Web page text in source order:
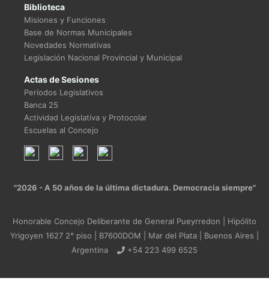
Biblioteca
Misiones y Funciones
Base de Normas Municipales
Novedades Normativas
Legislación Nacional Provincial y Municipal
Actas de Sesiones
Períodos Legislativos
Banca 25
Actividad Legislativa y Protocolar
Escuelas al Concejo
"2026 - A 50 años de la última dictadura. Democracia siempre"
Honorable Concejo Deliberante de General Pueyrredon | Hipólito
Yrigoyen 1627 2° piso | B7600DOM | Mar del Plata | Buenos Aires |
Argentina
+54 223 499 6525